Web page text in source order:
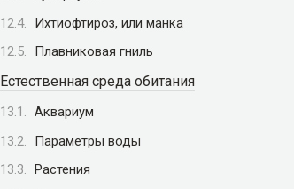
Ихтиофтироз, или манка
Плавниковая гниль
Естественная среда обитания
Аквариум
Параметры воды
Растения